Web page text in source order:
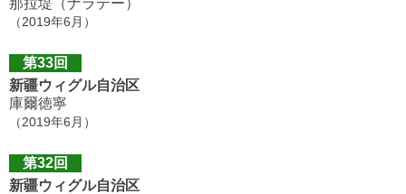
（2019年6月）
第33回
新疆ウィグル自治区
庫爾徳寧
（2019年6月）
第32回
新疆ウィグル自治区